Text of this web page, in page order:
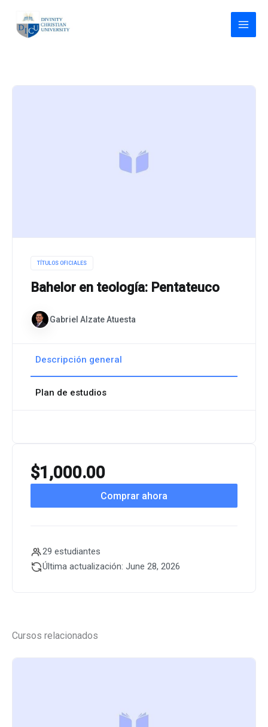
contenido
TÍTULOS OFICIALES
Bahelor en teología: Pentateuco
Gabriel Alzate Atuesta
Descripción general
Plan de estudios
$1,000.00
Comprar ahora
29 estudiantes
Última actualización: June 28, 2026
Cursos relacionados